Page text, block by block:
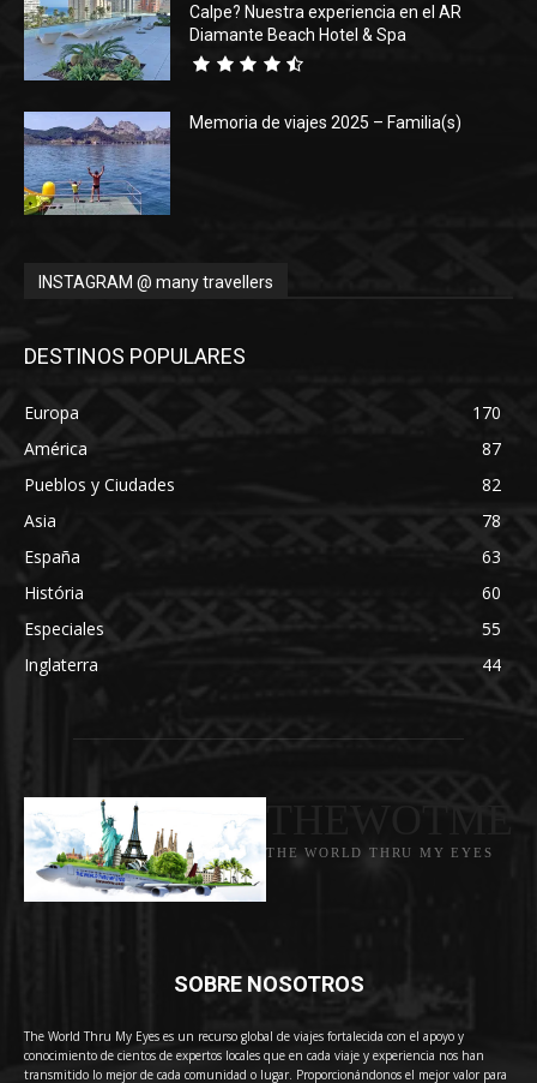
Calpe? Nuestra experiencia en el AR
Diamante Beach Hotel & Spa
Memoria de viajes 2025 – Familia(s)
INSTAGRAM @ many travellers
DESTINOS POPULARES
Europa
170
América
87
Pueblos y Ciudades
82
Asia
78
España
63
História
60
Especiales
55
Inglaterra
44
THE WORLD THRU MY EYES
SOBRE NOSOTROS
The World Thru My Eyes es un recurso global de viajes fortalecida con el apoyo y
conocimiento de cientos de expertos locales que en cada viaje y experiencia nos han
transmitido lo mejor de cada comunidad o lugar. Proporcionándonos el mejor valor para